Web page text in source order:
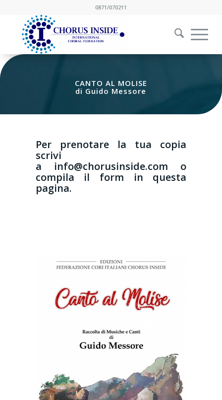
0871/070211
CANTO AL MOLISE
di Guido Messore
Per prenotare la tua copia
scrivi
a info@chorusinside.com o
compila il form in questa
pagina.